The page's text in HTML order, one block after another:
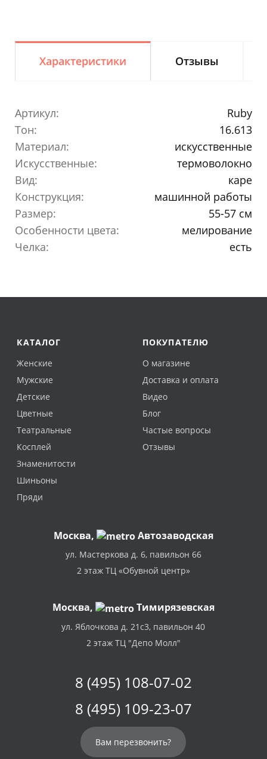
Характеристики Отзывы
Артикул:
Ruby
Тон:
16.613
Материал:
искусственные
Искусственные:
термоволокно
Вид:
каре
Конструкция:
машинной работы
Размер:
55-57 см
Особенности цвета:
мелирование
Челка:
есть
КАТАЛОГ
Женские
Мужские
Детские
Цветные
Театральные
Косплей
Знаменитости
Шиньоны
Пряди
ПОКУПАТЕЛЮ
О магазине
Доставка и оплата
Видео
Блог
Частые вопросы
Отзывы
Москва, Автозаводская
ул. Мастеркова д. 6, павильон 66
2 этаж ТЦ «Обувной центр»
Москва, Тимирязевская
ул. Яблочкова д. 21с3, павильон 40
2 этаж ТЦ "Депо Молл"
8 (495) 108-07-02
8 (495) 109-23-07
Вам перезвонить?